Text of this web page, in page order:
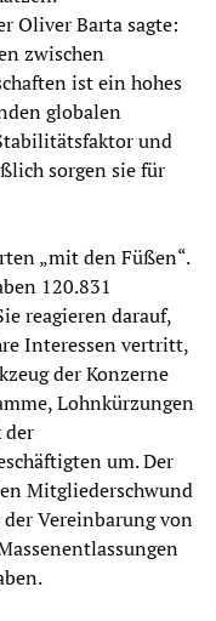
Oliver Barta sagte:
zwischen
ist ein hohes
globalen
und
sorgen sie für
„mit den Füßen“.
120.831
reagieren darauf,
Interessen vertritt,
der Konzerne
Lohnkürzungen
der
um. Der
Mitgliederschwund
Vereinbarung von